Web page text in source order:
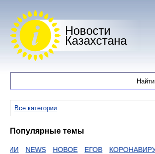
Новости
Казахстана
Все категории
Популярные темы
NEWS НОВОЕ ЕГОВ КОРОНАВИРУС